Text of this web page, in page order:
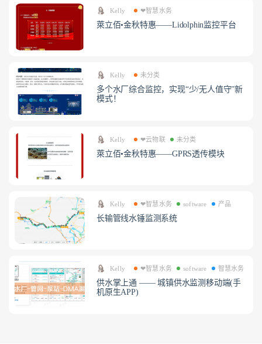
Kelly ❤智慧水务
萊立佰•金秋特惠——Lidolphin监控平台
Kelly 未分类
多个水厂综合监控，实现“少/无人值守”新
模式！
Kelly ❤云物联 未分类
萊立佰•金秋特惠——GPRS透传模块
Kelly ❤智慧水务 software 产品
长输管线水锤监测系统
Kelly ❤智慧水务 software 智慧水务
供水掌上通 —— 城镇供水监测移动端(手
机原生APP)